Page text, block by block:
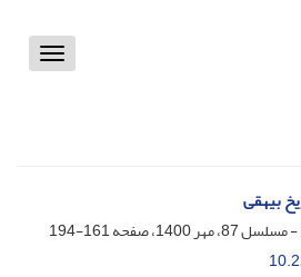
Toggle
بیهقی
161-194